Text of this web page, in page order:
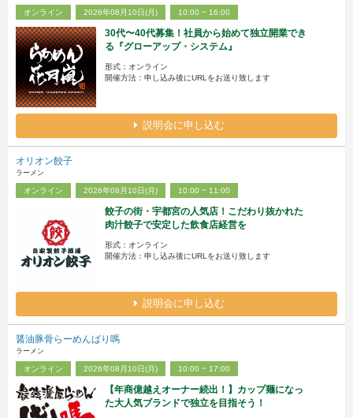
オンライン 2026年08月10日(月) 10:00 ~ 16:00
30代〜40代募集！社員から始めて独立開業でき
る『グローアップ・システム』
形式：オンライン
開催方法：申し込み後にURLをお送り致します
説明会に申し込む
オリオン餃子
ラーメン
オンライン 2026年08月10日(月) 10:00 ~ 11:00
餃子の街・宇都宮の人気店！こだわり抜かれた
肉汁餃子で安定した飲食店経営を
形式：オンライン
開催方法：申し込み後にURLをお送り致します
説明会に申し込む
醤油豚骨らーめんばり嗎
ラーメン
オンライン 2026年08月10日(月) 10:00 ~ 17:00
【年商億越えオーナー続出！】カップ麺になっ
た大人気ブランドで独立を目指そう！